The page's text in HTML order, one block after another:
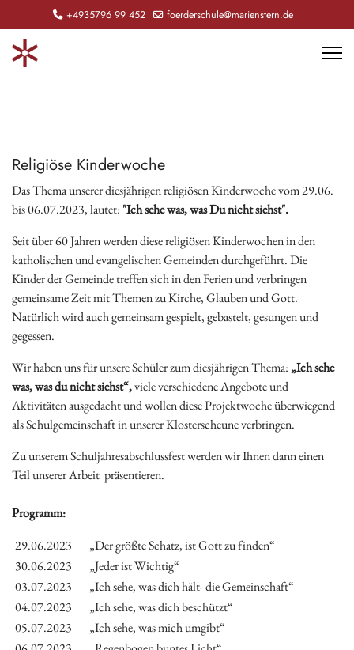
+4935796 99 452 foerderschule@marienstern.de
Religiöse Kinderwoche
Das Thema unserer diesjährigen religiösen Kinderwoche vom 29.06.
bis 06.07.2023, lautet: "Ich sehe was, was Du nicht siehst".
Seit über 60 Jahren werden diese religiösen Kinderwochen in den
katholischen und evangelischen Gemeinden durchgeführt. Die
Kinder der Gemeinde treffen sich in den Ferien und verbringen
gemeinsame Zeit mit Themen zu Kirche, Glauben und Gott.
Natürlich wird auch gemeinsam gespielt, gebastelt, gesungen und
gegessen.
Wir haben uns für unsere Schüler zum diesjährigen Thema: „Ich sehe
was, was du nicht siehst“,viele verschiedene Angebote und
Aktivitäten ausgedacht und wollen diese Projektwoche überwiegend
als Schulgemeinschaft in unserer Klosterscheune verbringen.
Zu unserem Schuljahresabschlussfest werden wir Ihnen dann einen
Teil unserer Arbeit präsentieren.
Programm:
29.06.2023
„Der größte Schatz, ist Gott zu finden“
30.06.2023
„Jeder ist Wichtig“
03.07.2023
„Ich sehe, was dich hält- die Gemeinschaft“
04.07.2023
„Ich sehe, was dich beschützt“
05.07.2023
„Ich sehe, was mich umgibt“